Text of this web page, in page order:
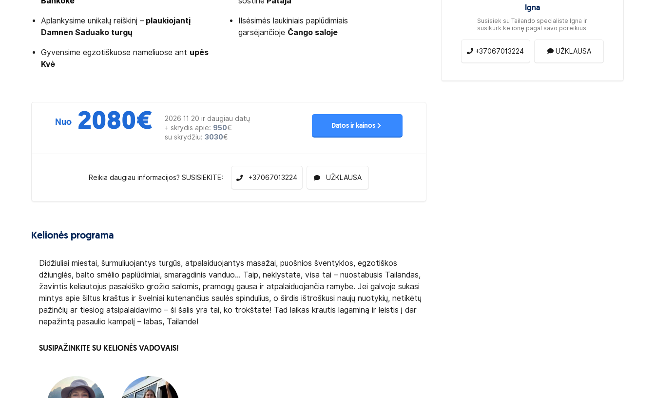
Aplankysime unikalų reiškinį – plaukiojantį
Damnen Saduako turgų
Gyvensime egzotiškuose nameliuose ant upės
Kvė
Ilsėsimės laukiniais paplūdimiais
garsėjančioje Čango saloje
Nuo 2080€
2026 11 20 ir daugiau datų
+ skrydis apie: 950€
su skrydžiu: 3030€
Datos ir kainos
Reikia daugiau informacijos? SUSISIEKITE: +37067013224 UŽKLAUSA
Kelionės programa
Didžiuliai miestai, šurmuliuojantys turgūs, atpalaiduojantys masažai, puošnios šventyklos, egzotiškos
džiunglės, balto smėlio paplūdimiai, smaragdinis vanduo... Taip, neklystate, visa tai – nuostabusis Tailandas,
žavintis keliautojus pasakiško grožio salomis, pramogų gausa ir atpalaiduojančia ramybe. Jei galvoje sukasi
mintys apie šiltus kraštus ir švelniai kutenančius saulės spindulius, o širdis ištroškusi naujų nuotykių, netikėtų
pažinčių ar tiesiog atsipalaidavimo – ši šalis yra tai, ko trokštate! Tad laikas krautis lagaminą ir leistis į dar
nepažintą pasaulio kampelį – labas, Tailande!
SUSIPAŽINKITE SU KELIONĖS VADOVAIS!
Igna
Susisiek su Tailando specialiste Igna ir
susikurk kelionę pagal savo poreikius:
+37067013224 UŽKLAUSA